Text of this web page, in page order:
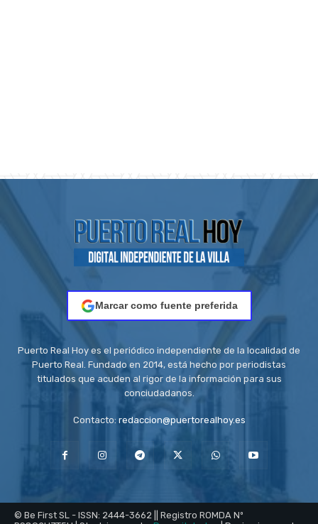
Marcar como fuente preferida
Puerto Real Hoy es el periódico independiente de la localidad de
Puerto Real. Fundado en 2014, está hecho por periodistas
titulados que acuden al rigor de la información para sus
conciudadanos.
Contacto: redaccion@puertorealhoy.es
© Be First SL - ISSN: 2444-3662 || Registro ROMDA Nº